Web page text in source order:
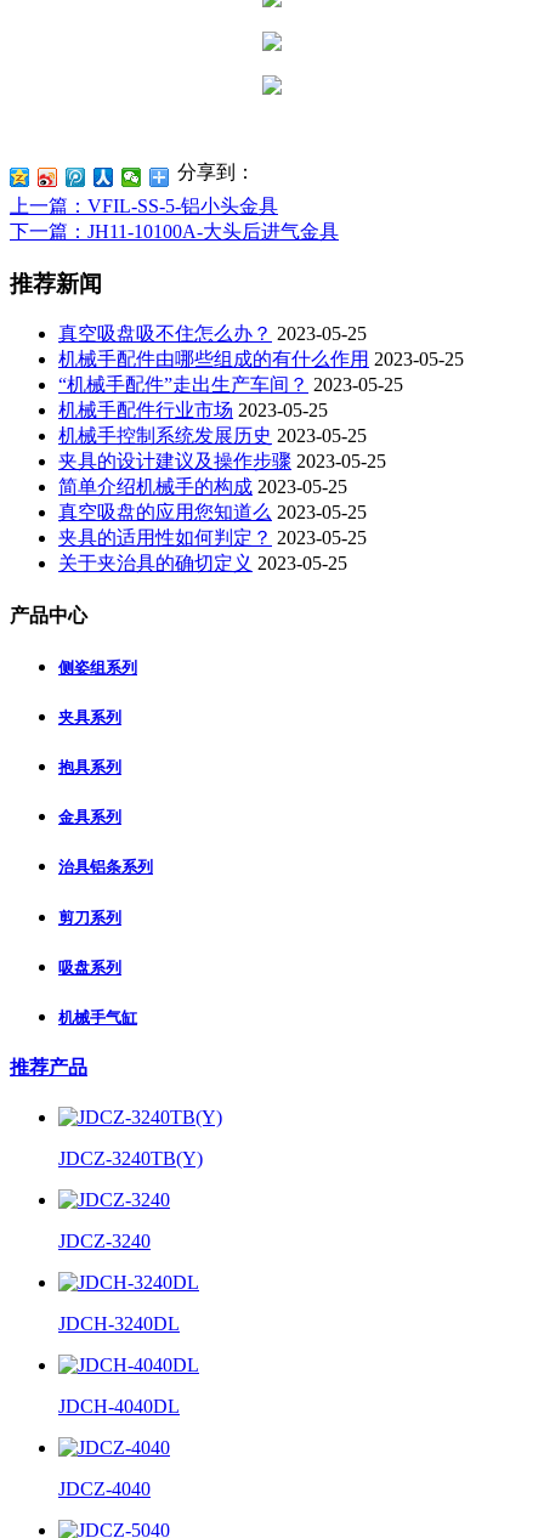
分享到：
上一篇 ：VFIL-SS-5-铝小头金具
下一篇 ：JH11-10100A-大头后进气金具
推荐新闻
真空吸盘吸不住怎么办？ 2023-05-25
机械手配件由哪些组成的有什么作用 2023-05-25
“机械手配件”走出生产车间？ 2023-05-25
机械手配件行业市场 2023-05-25
机械手控制系统发展历史 2023-05-25
夹具的设计建议及操作步骤 2023-05-25
简单介绍机械手的构成 2023-05-25
真空吸盘的应用您知道么 2023-05-25
夹具的适用性如何判定？ 2023-05-25
关于夹治具的确切定义 2023-05-25
产品中心
侧姿组系列
夹具系列
抱具系列
金具系列
治具铝条系列
剪刀系列
吸盘系列
机械手气缸
推荐产品
JDCZ-3240TB(Y)
JDCZ-3240
JDCH-3240DL
JDCH-4040DL
JDCZ-4040